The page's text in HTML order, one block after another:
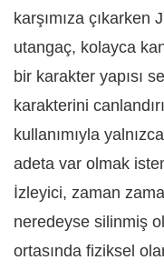
karşımıza
utangaç, kolayca
bir karakter yapısı
karakterini
kullanımıyla
adeta var olmak
İzleyici, zaman
neredeyse silinmiş
ortasında fiziksel